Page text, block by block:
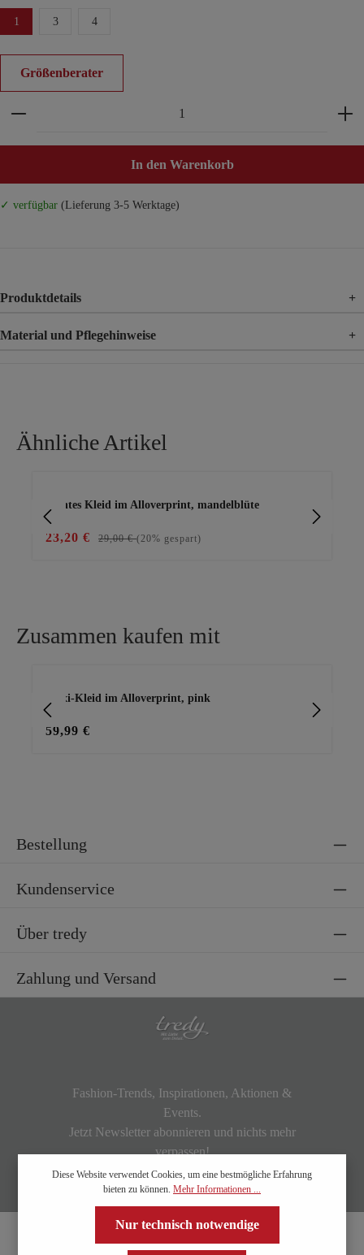
1 3 4
Größenberater
Produkt Anzahl: Gib den gewünschten Wert ein
In den Warenkorb
✓ verfügbar (Lieferung 3-5 Werktage)
Produktdetails +
Material und Pflegehinweise +
Ähnliche Artikel
leichtes Kleid im Alloverprint, mandelblüte
23,20 € 29,00 €(20% gespart)
Zusammen kaufen mit
Maxi-Kleid im Alloverprint, pink
59,99 €
Bestellung
Kundenservice
Über tredy
Zahlung und Versand
Fashion-Trends, Inspirationen, Aktionen &
Events.
Jetzt Newsletter abonnieren und nichts mehr
verpassen!
Diese Website verwendet Cookies, um eine bestmögliche Erfahrung
bieten zu können. Mehr Informationen ...
Nur technisch notwendige